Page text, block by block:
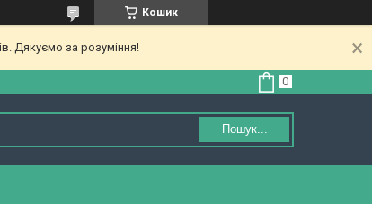
Кошик
Дякуємо за розуміння!
Пошук...